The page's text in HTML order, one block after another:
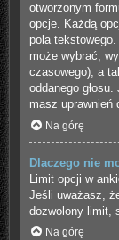
otworzonym
opcje. Każdą
pola
może wybrać,
czasowego), a
oddanego
masz uprawnień
Na górę
Dlaczego nie
Limit opcji w
Jeśli uważasz,
dozwolony limit,
Na górę